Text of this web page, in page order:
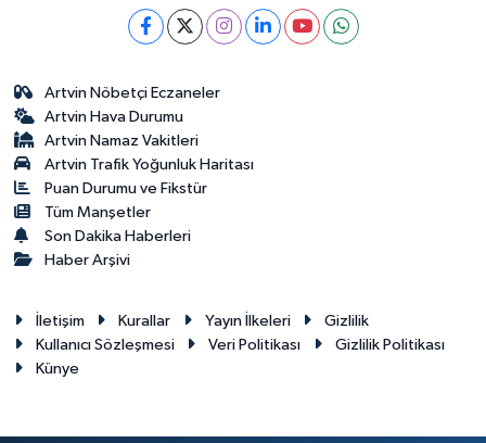
Artvin Nöbetçi Eczaneler
Artvin Hava Durumu
Artvin Namaz Vakitleri
Artvin Trafik Yoğunluk Haritası
Puan Durumu ve Fikstür
Tüm Manşetler
Son Dakika Haberleri
Haber Arşivi
İletişim Kurallar Yayın İlkeleri
Gizlilik
Kullanıcı Sözleşmesi
Veri Politikası
Gizlilik Politikası
Künye